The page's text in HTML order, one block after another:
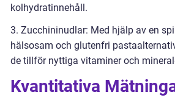
kolhydratinnehåll.
3. Zucchininudlar: Med hjälp av en
hälsosam och glutenfri
de tillför nyttiga vitaminer och
Kvantitativa